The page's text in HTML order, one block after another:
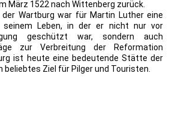
März 1522 nach Wittenberg zurück.
Wartburg war für Martin Luther eine
seinem Leben, in der er nicht nur vor
geschützt war, sondern auch
zur Verbreitung der Reformation
ist heute eine bedeutende Stätte der
beliebtes Ziel für Pilger und Touristen.